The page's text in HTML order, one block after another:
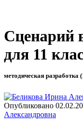
Сценарий
для 11
методическая разработка
Опубликовано
Александровна